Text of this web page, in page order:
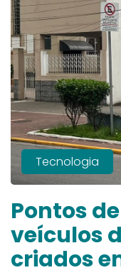
Tecnologia
Pontos
veículos
criados